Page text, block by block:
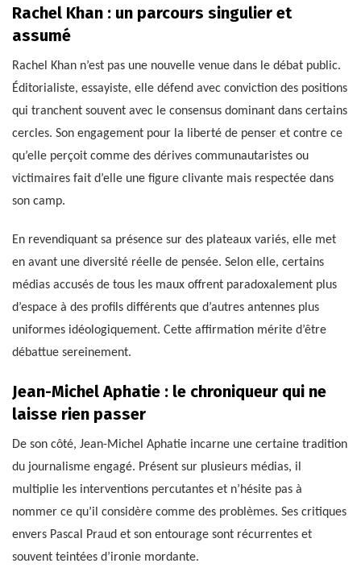
Rachel Khan : un parcours singulier et
assumé
Rachel Khan n’est pas une nouvelle venue dans le débat public.
Éditorialiste, essayiste, elle défend avec conviction des positions
qui tranchent souvent avec le consensus dominant dans certains
cercles. Son engagement pour la liberté de penser et contre ce
qu’elle perçoit comme des dérives communautaristes ou
victimaires fait d’elle une figure clivante mais respectée dans
son camp.
En revendiquant sa présence sur des plateaux variés, elle met
en avant une diversité réelle de pensée. Selon elle, certains
médias accusés de tous les maux offrent paradoxalement plus
d’espace à des profils différents que d’autres antennes plus
uniformes idéologiquement. Cette affirmation mérite d’être
débattue sereinement.
Jean-Michel Aphatie : le chroniqueur qui ne
laisse rien passer
De son côté, Jean-Michel Aphatie incarne une certaine tradition
du journalisme engagé. Présent sur plusieurs médias, il
multiplie les interventions percutantes et n’hésite pas à
nommer ce qu’il considère comme des problèmes. Ses critiques
envers Pascal Praud et son entourage sont récurrentes et
souvent teintées d’ironie mordante.